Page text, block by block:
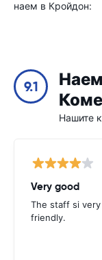
наем в Кройдон:
9.1
Нашите
Very good
The staff si
friendly.